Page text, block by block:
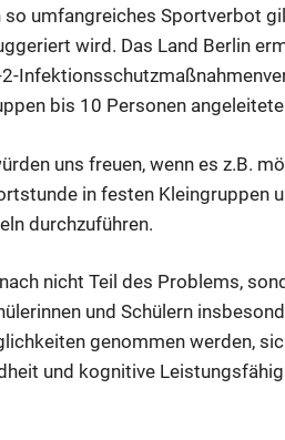
so umfangreiches Sportverbot
wird. Das Land Berlin
2-
bis 10 Personen
uns freuen, wenn es z.B.
in festen Kleingruppen
durchzuführen.
nicht Teil des Problems,
und Schülern
genommen werden,
und kognitive